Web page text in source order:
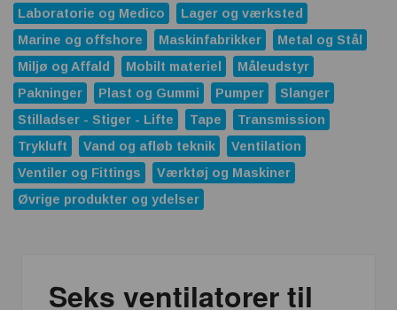
Laboratorie og Medico
Lager og værksted
Marine og offshore
Maskinfabrikker
Metal og Stål
Miljø og Affald
Mobilt materiel
Måleudstyr
Pakninger
Plast og Gummi Pumper
Slanger
Stilladser - Stiger - Lifte
Tape
Transmission
Trykluft
Vand og afløb teknik
Ventilation
Ventiler og Fittings
Værktøj og Maskiner
Øvrige produkter og ydelser
Seks ventilatorer til